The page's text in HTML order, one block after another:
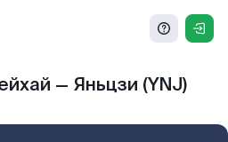
— Яньцзи (YNJ)